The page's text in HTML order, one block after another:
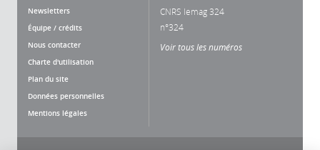
Newsletters
Équipe / crédits
Nous contacter
Charte d'utilisation
Plan du site
Données personnelles
Mentions légales
CNRS lemag 324
n°324
Voir tous les numéros